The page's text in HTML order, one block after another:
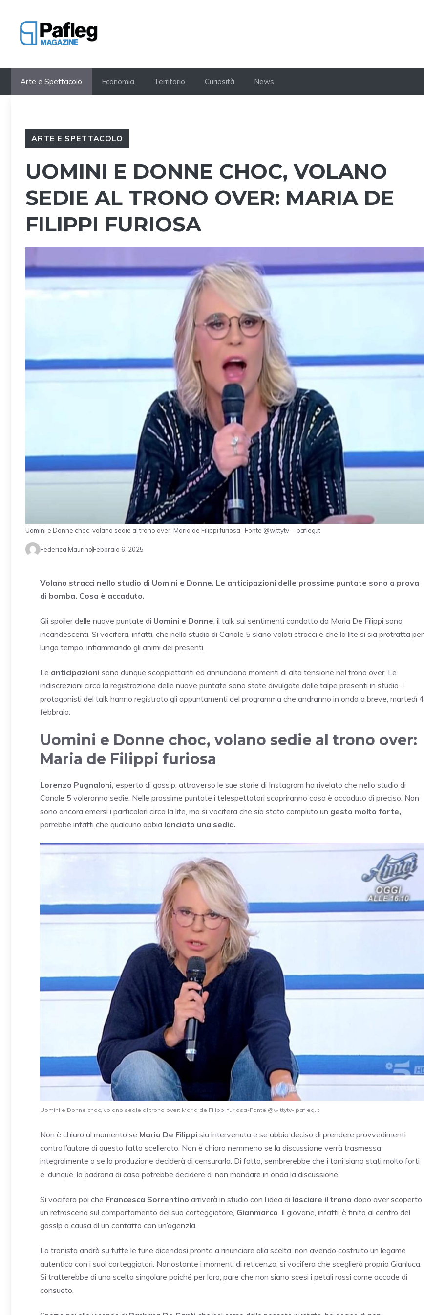
contenuto
Arte e Spettacolo Economia Territorio Curiosità News
ARTE E SPETTACOLO
UOMINI E DONNE CHOC, VOLANO
SEDIE AL TRONO OVER: MARIA DE
FILIPPI FURIOSA
Uomini e Donne choc, volano sedie al trono over: Maria de Filippi furiosa -Fonte @wittytv- -pafleg.it
Federica MaurinoFebbraio 6, 2025
Volano stracci nello studio di Uomini e Donne. Le anticipazioni delle prossime puntate sono a prova
di bomba. Cosa è accaduto.
Gli spoiler delle nuove puntate di Uomini e Donne, il talk sui sentimenti condotto da Maria De Filippi sono
incandescenti. Si vocifera, infatti, che nello studio di Canale 5 siano volati stracci e che la lite si sia protratta per
lungo tempo, infiammando gli animi dei presenti.
Le anticipazioni sono dunque scoppiettanti ed annunciano momenti di alta tensione nel trono over. Le
indiscrezioni circa la registrazione delle nuove puntate sono state divulgate dalle talpe presenti in studio. I
protagonisti del talk hanno registrato gli appuntamenti del programma che andranno in onda a breve, martedì 4
febbraio.
Uomini e Donne choc, volano sedie al trono over:
Maria de Filippi furiosa
Lorenzo Pugnaloni, esperto di gossip, attraverso le sue storie di Instagram ha rivelato che nello studio di
Canale 5 voleranno sedie. Nelle prossime puntate i telespettatori scopriranno cosa è accaduto di preciso. Non
sono ancora emersi i particolari circa la lite, ma si vocifera che sia stato compiuto un gesto molto forte,
parrebbe infatti che qualcuno abbia lanciato una sedia.
Uomini e Donne choc, volano sedie al trono over: Maria de Filippi furiosa-Fonte @wittytv- pafleg.it
Non è chiaro al momento se Maria De Filippi sia intervenuta e se abbia deciso di prendere provvedimenti
contro l’autore di questo fatto scellerato. Non è chiaro nemmeno se la discussione verrà trasmessa
integralmente o se la produzione deciderà di censurarla. Di fatto, sembrerebbe che i toni siano stati molto forti
e, dunque, la padrona di casa potrebbe decidere di non mandare in onda la discussione.
Si vocifera poi che Francesca Sorrentino arriverà in studio con l’idea di lasciare il trono dopo aver scoperto
un retroscena sul comportamento del suo corteggiatore, Gianmarco . Il giovane, infatti, è finito al centro del
gossip a causa di un contatto con un’agenzia.
La tronista andrà su tutte le furie dicendosi pronta a rinunciare alla scelta, non avendo costruito un legame
autentico con i suoi corteggiatori. Nonostante i momenti di reticenza, si vocifera che sceglierà proprio Gianluca.
Si tratterebbe di una scelta singolare poiché per loro, pare che non siano scesi i petali rossi come accade di
consueto.